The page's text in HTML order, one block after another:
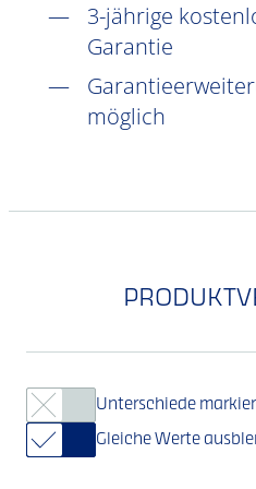
3-jährige
Garantie
möglich
Unterschiede
Gleiche Werte